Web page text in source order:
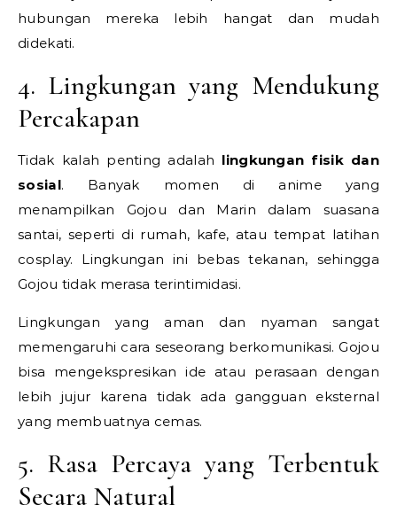
hubungan mereka lebih hangat dan mudah
didekati.
4. Lingkungan yang Mendukung
Percakapan
Tidak kalah penting adalah lingkungan fisik dan
sosial. Banyak momen di anime yang
menampilkan Gojou dan Marin dalam suasana
santai, seperti di rumah, kafe, atau tempat latihan
cosplay. Lingkungan ini bebas tekanan, sehingga
Gojou tidak merasa terintimidasi.
Lingkungan yang aman dan nyaman sangat
memengaruhi cara seseorang berkomunikasi. Gojou
bisa mengekspresikan ide atau perasaan dengan
lebih jujur karena tidak ada gangguan eksternal
yang membuatnya cemas.
5. Rasa Percaya yang Terbentuk
Secara Natural